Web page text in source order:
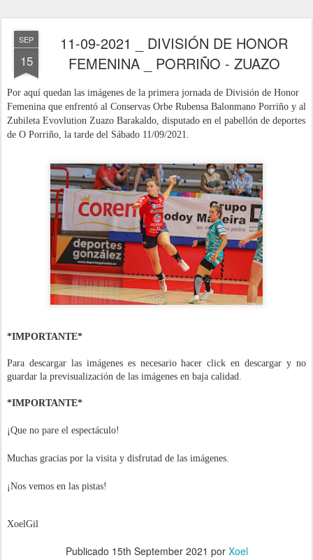
SEP
15
11-09-2021 _ DIVISIÓN DE HONOR
FEMENINA _ PORRIÑO - ZUAZO
Por aquí quedan las imágenes de la primera jornada de División de Honor
Femenina que enfrentó al Conservas Orbe Rubensa Balonmano Porriño y al
Zubileta Evovlution Zuazo Barakaldo, disputado en el pabellón de deportes
de O Porriño, la tarde del Sábado 11/09/2021.
*IMPORTANTE*
Para descargar las imágenes es necesario hacer click en descargar y no
guardar la previsualización de las imágenes en baja calidad.
*IMPORTANTE*
¡Que no pare el espectáculo!
Muchas gracias por la visita y disfrutad de las imágenes.
¡Nos vemos en las pistas!
XoelGil
Publicado 15th September 2021 por Xoel